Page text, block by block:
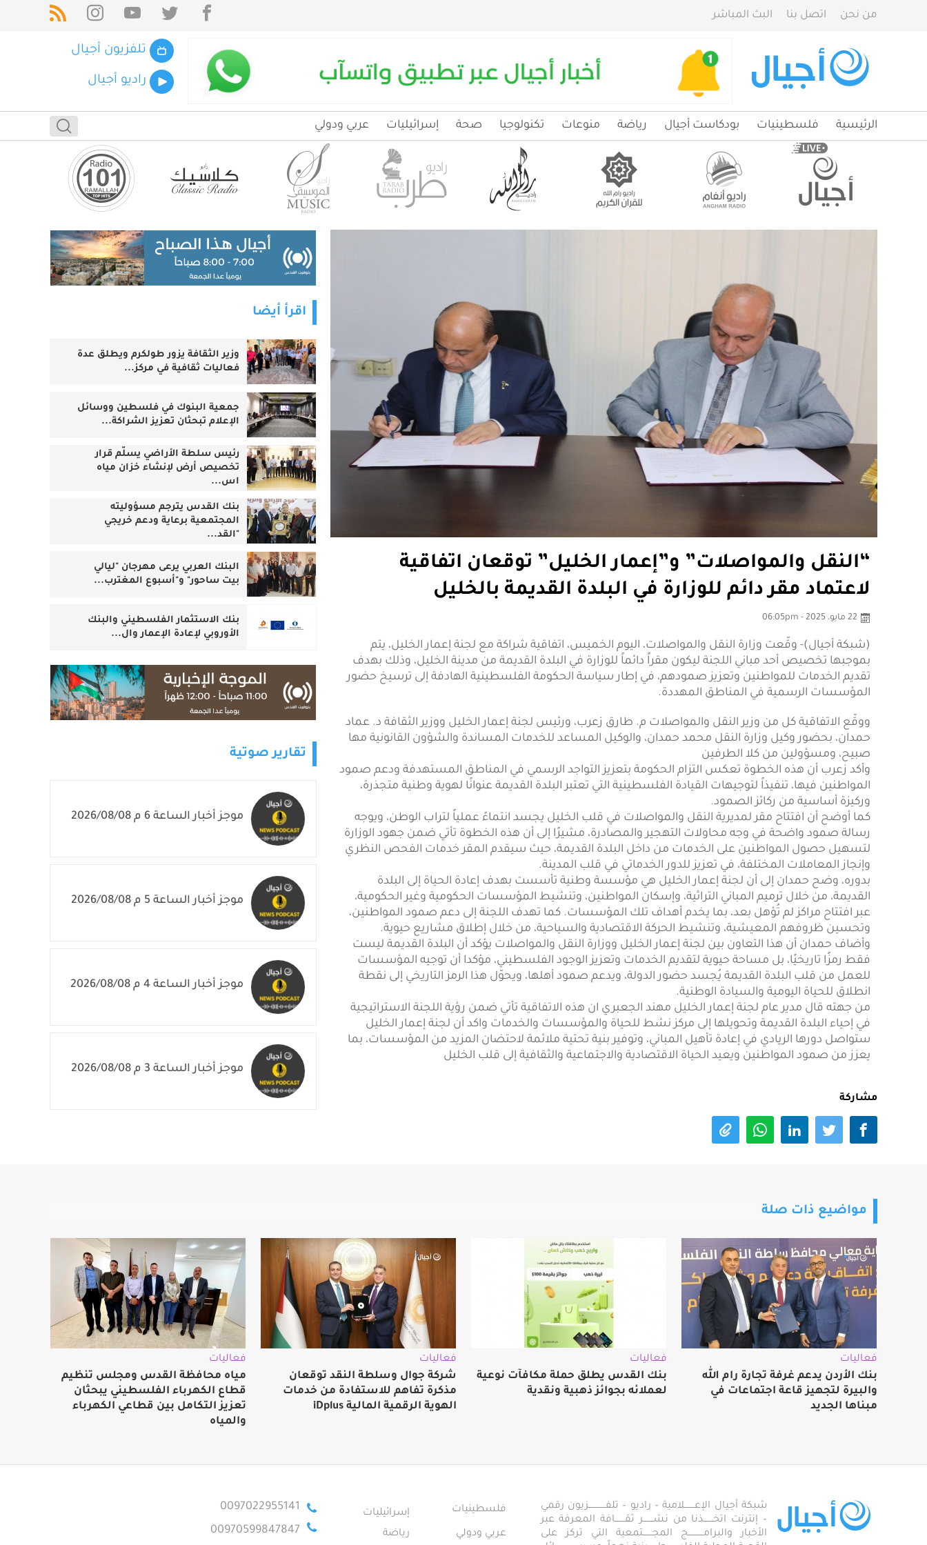
من نحن اتصل بنا البث المباشر
تلفزيون أجيال
راديو أجيال
الرئيسية فلسطينيات بودكاست أجيال رياضة منوعات تكنولوجيا صحة إسرائيليات عربي ودولي
“النقل والمواصلات” و”إعمار الخليل” توقعان اتفاقية
لاعتماد مقر دائم للوزارة في البلدة القديمة بالخليل
22 مايو، 2025 - 06:05pm
(شبكة أجيال)- وقّعت وزارة النقل والمواصلات، اليوم الخميس، اتفاقية شراكة مع لجنة إعمار الخليل، يتم
بموجبها تخصيص أحد مباني اللجنة ليكون مقراً دائماً للوزارة في البلدة القديمة من مدينة الخليل، وذلك بهدف
تقديم الخدمات للمواطنين وتعزيز صمودهم، في إطار سياسة الحكومة الفلسطينية الهادفة إلى ترسيخ حضور
المؤسسات الرسمية في المناطق المهددة.
ووقّع الاتفاقية كل من وزير النقل والمواصلات م. طارق زعرب، ورئيس لجنة إعمار الخليل ووزير الثقافة د. عماد
حمدان، بحضور وكيل وزارة النقل محمد حمدان، والوكيل المساعد للخدمات المساندة والشؤون القانونية مها
صبيح، ومسؤولين من كلا الطرفين
وأكد زعرب أن هذه الخطوة تعكس التزام الحكومة بتعزيز التواجد الرسمي في المناطق المستهدفة ودعم صمود
المواطنين فيها، تنفيذاً لتوجيهات القيادة الفلسطينية التي تعتبر البلدة القديمة عنوانًا لهوية وطنية متجذرة،
وركيزة أساسية من ركائز الصمود.
كما أوضح أن افتتاح مقر لمديرية النقل والمواصلات في قلب الخليل يجسد انتماءً عملياً لتراب الوطن، ويوجه
رسالة صمود واضحة في وجه محاولات التهجير والمصادرة، مشيرًا إلى أن هذه الخطوة تأتي ضمن جهود الوزارة
لتسهيل حصول المواطنين على الخدمات من داخل البلدة القديمة، حيث سيقدم المقر خدمات الفحص النظري
وإنجاز المعاملات المختلفة، في تعزيز للدور الخدماتي في قلب المدينة.
بدوره، وضح حمدان إلى أن لجنة إعمار الخليل هي مؤسسة وطنية تأسست بهدف إعادة الحياة إلى البلدة
القديمة، من خلال ترميم المباني التراثية، وإسكان المواطنين، وتنشيط المؤسسات الحكومية وغير الحكومية،
عبر افتتاح مراكز لم تُؤهل بعد، بما يخدم أهداف تلك المؤسسات. كما تهدف اللجنة إلى دعم صمود المواطنين،
وتحسين ظروفهم المعيشية، وتنشيط الحركة الاقتصادية والسياحية، من خلال إطلاق مشاريع حيوية.
وأضاف حمدان أن هذا التعاون بين لجنة إعمار الخليل ووزارة النقل والمواصلات يؤكد أن البلدة القديمة ليست
فقط رمزًا تاريخيًا، بل مساحة حيوية لتقديم الخدمات وتعزيز الوجود الفلسطيني، مؤكدا أن توجيه المؤسسات
للعمل من قلب البلدة القديمة يُجسد حضور الدولة، ويدعم صمود أهلها، ويحوّل هذا الرمز التاريخي إلى نقطة
انطلاق للحياة اليومية والسيادة الوطنية.
من جهته قال مدير عام لجنة إعمار الخليل مهند الجعبري ان هذه الاتفاقية تأتي ضمن رؤية اللجنة الاستراتيجية
في إحياء البلدة القديمة وتحويلها إلى مركز نشط للحياة والمؤسسات والخدمات واكد أن لجنة إعمار الخليل
ستواصل دورها الريادي في إعادة تأهيل المباني، وتوفير بنية تحتية ملائمة لاحتضان المزيد من المؤسسات، بما
يعزز من صمود المواطنين ويعيد الحياة الاقتصادية والاجتماعية والثقافية إلى قلب الخليل
مشاركة
اقرأ أيضا
وزير الثقافة يزور طولكرم ويطلق عدة
فعاليات ثقافية في مركز...
جمعية البنوك في فلسطين ووسائل
الإعلام تبحثان تعزيز الشراكة...
رئيس سلطة الأراضي يسلّم قرار
تخصيص أرض لإنشاء خزان مياه
اس...
بنك القدس يترجم مسؤوليته
المجتمعية برعاية ودعم خريجي
"القد...
البنك العربي يرعى مهرجان "ليالي
بيت ساحور" و"أسبوع المغترب...
بنك الاستثمار الفلسطيني والبنك
الأوروبي لإعادة الإعمار وال...
تقارير صوتية
موجز أخبار الساعة 6 م 2026/08/08
موجز أخبار الساعة 5 م 2026/08/08
موجز أخبار الساعة 4 م 2026/08/08
موجز أخبار الساعة 3 م 2026/08/08
مواضيع ذات صلة
فعاليات
بنك الأردن يدعم غرفة تجارة رام الله
والبيرة لتجهيز قاعة اجتماعات في
مبناها الجديد
فعاليات
بنك القدس يطلق حملة مكافآت نوعية
لعملائه بجوائز ذهبية ونقدية
فعاليات
شركة جوال وسلطة النقد توقعان
مذكرة تفاهم للاستفادة من خدمات
الهوية الرقمية المالية iDplus
فعاليات
مياه محافظة القدس ومجلس تنظيم
قطاع الكهرباء الفلسطيني يبحثان
تعزيز التكامل بين قطاعي الكهرباء
والمياه
شبكة أجيال الإعـــــــلامية – راديو – تلفــــــــــــزيون رقمي
– إنترنت اتخـــــــذنا من نشـــــــر ثقـــــــافة المعرفة عبر
الأخبار والبرامـــــــــــج المجـــــــتمعية التي تركز على
فلسطينيات
إسرائيليات
عربي ودولي
رياضة
0097022955141
00970599847847